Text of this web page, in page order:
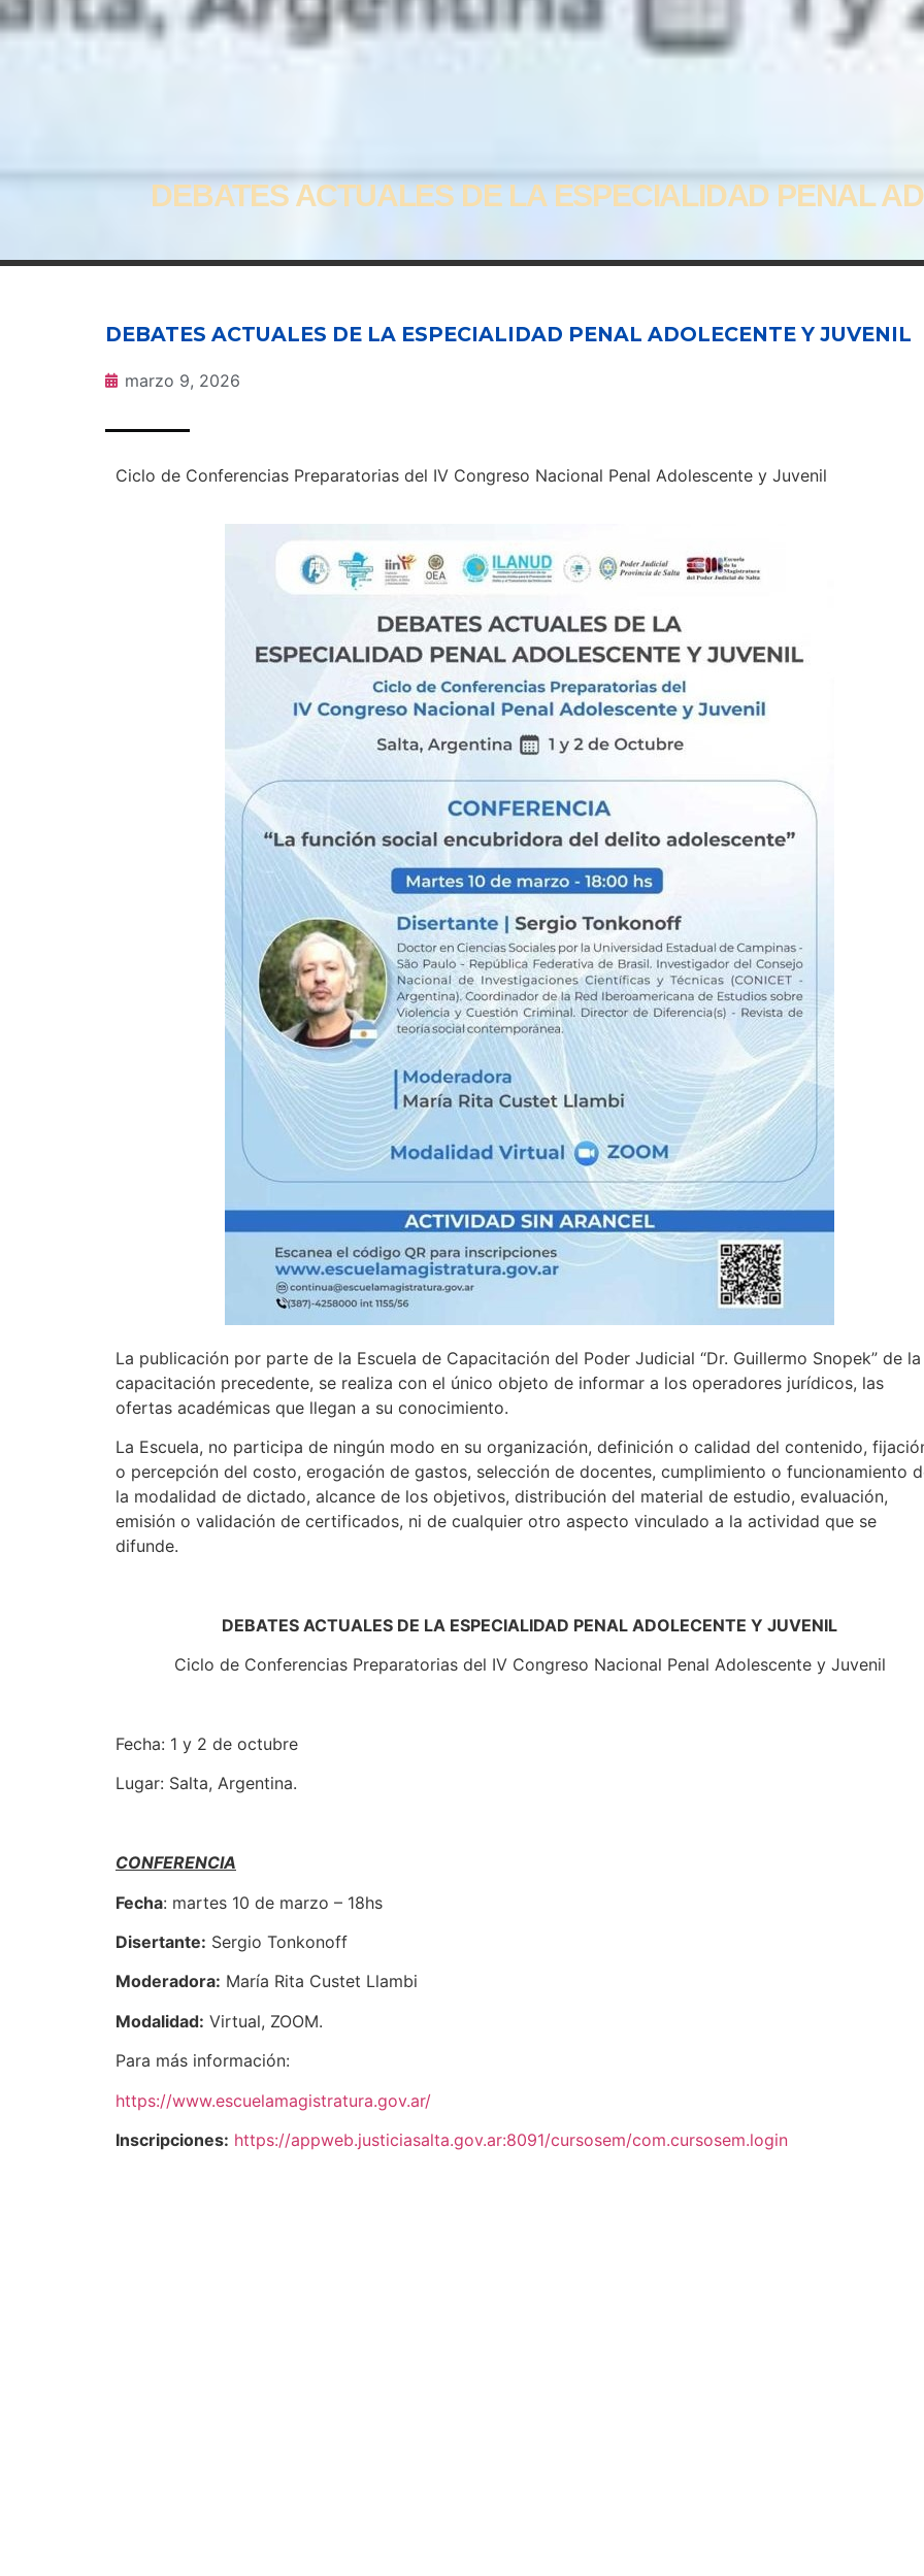
DEBATES ACTUALES DE LA ESPECIALIDAD PENAL
DEBATES ACTUALES DE LA ESPECIALIDAD PENAL ADOLECENTE Y JUVENIL
marzo 9, 2026
Ciclo de Conferencias Preparatorias del IV Congreso Nacional Penal Adolescente y Juvenil
La publicación por parte de la Escuela de Capacitación del Poder Judicial “Dr. Guillermo Snopek” de la
capacitación precedente, se realiza con el único objeto de informar a los operadores jurídicos, las
ofertas académicas que llegan a su conocimiento.
La Escuela, no participa de ningún modo en su organización, definición o calidad del contenido,
o percepción del costo, erogación de gastos, selección de docentes, cumplimiento o funcionamiento
la modalidad de dictado, alcance de los objetivos, distribución del material de estudio, evaluación,
emisión o validación de certificados, ni de cualquier otro aspecto vinculado a la actividad que se
difunde.
DEBATES ACTUALES DE LA ESPECIALIDAD PENAL ADOLECENTE Y JUVENIL
Ciclo de Conferencias Preparatorias del IV Congreso Nacional Penal Adolescente y Juvenil
Fecha: 1 y 2 de octubre
Lugar: Salta, Argentina.
CONFERENCIA
Fecha: martes 10 de marzo – 18hs
Disertante: Sergio Tonkonoff
Moderadora: María Rita Custet Llambi
Modalidad: Virtual, ZOOM.
Para más información:
https://www.escuelamagistratura.gov.ar/
Inscripciones: https://appweb.justiciasalta.gov.ar:8091/cursosem/com.cursosem.login